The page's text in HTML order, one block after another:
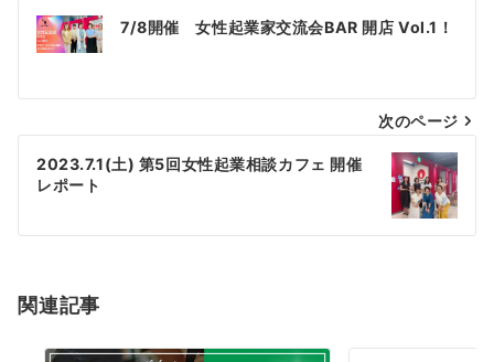
投
稿
ナ
ビ
ゲ
シ
ン
7/8開催 女性起業家交流会BAR 開店 Vol.1！
次のページ
2023.7.1(土) 第5回女性起業相談カフェ 開催
レポート
関連記事